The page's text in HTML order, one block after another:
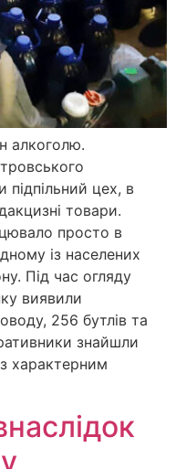
алкоголю.
цех, в
товари.
просто в
із населених
Під час огляду
виявили
256 бутлів та
знайшли
характерним